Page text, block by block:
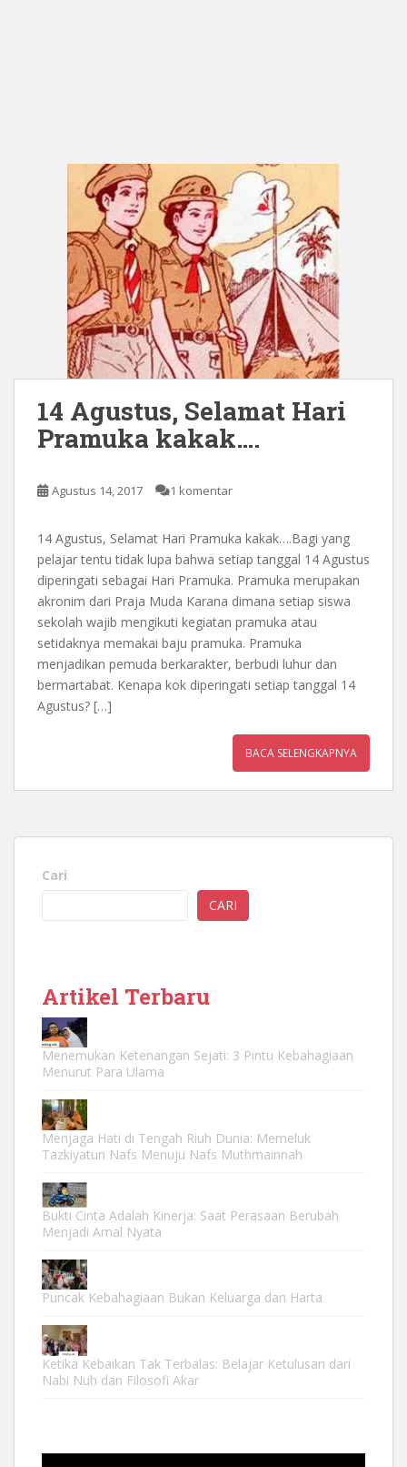
14 Agustus, Selamat Hari
Pramuka kakak….
Agustus 14, 2017 1 komentar
14 Agustus, Selamat Hari Pramuka kakak….Bagi yang
pelajar tentu tidak lupa bahwa setiap tanggal 14 Agustus
diperingati sebagai Hari Pramuka. Pramuka merupakan
akronim dari Praja Muda Karana dimana setiap siswa
sekolah wajib mengikuti kegiatan pramuka atau
setidaknya memakai baju pramuka. Pramuka
menjadikan pemuda berkarakter, berbudi luhur dan
bermartabat. Kenapa kok diperingati setiap tanggal 14
Agustus? […]
BACA SELENGKAPNYA
Cari
CARI
Artikel Terbaru
Menemukan Ketenangan Sejati: 3 Pintu Kebahagiaan
Menurut Para Ulama
Menjaga Hati di Tengah Riuh Dunia: Memeluk
Tazkiyatun Nafs Menuju Nafs Muthmainnah
Bukti Cinta Adalah Kinerja: Saat Perasaan Berubah
Menjadi Amal Nyata
Puncak Kebahagiaan Bukan Keluarga dan Harta
Ketika Kebaikan Tak Terbalas: Belajar Ketulusan dari
Nabi Nuh dan Filosofi Akar